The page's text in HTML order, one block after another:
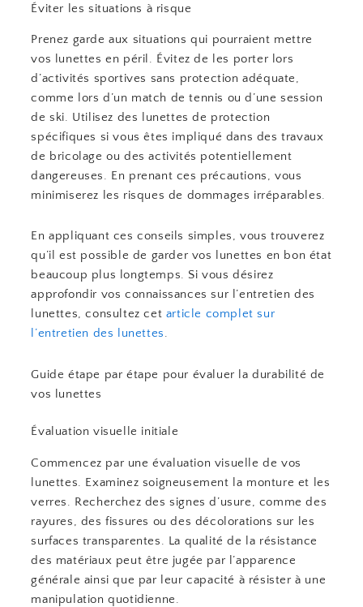
Éviter les situations à risque
Prenez garde aux situations qui pourraient mettre
vos lunettes en péril. Évitez de les porter lors
d’activités sportives sans protection adéquate,
comme lors d’un match de tennis ou d’une session
de ski. Utilisez des lunettes de protection
spécifiques si vous êtes impliqué dans des travaux
de bricolage ou des activités potentiellement
dangereuses. En prenant ces précautions, vous
minimiserez les risques de dommages irréparables.
En appliquant ces conseils simples, vous trouverez
qu’il est possible de garder vos lunettes en bon état
beaucoup plus longtemps. Si vous désirez
approfondir vos connaissances sur l’entretien des
lunettes, consultez cet article complet sur
l’entretien des lunettes.
Guide étape par étape pour évaluer la durabilité de
vos lunettes
Évaluation visuelle initiale
Commencez par une évaluation visuelle de vos
lunettes. Examinez soigneusement la monture et les
verres. Recherchez des signes d’usure, comme des
rayures, des fissures ou des décolorations sur les
surfaces transparentes. La qualité de la résistance
des matériaux peut être jugée par l’apparence
générale ainsi que par leur capacité à résister à une
manipulation quotidienne.